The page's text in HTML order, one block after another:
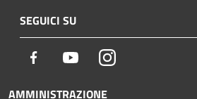
SEGUICI SU
Facebook YoutubeInstagram
AMMINISTRAZIONE